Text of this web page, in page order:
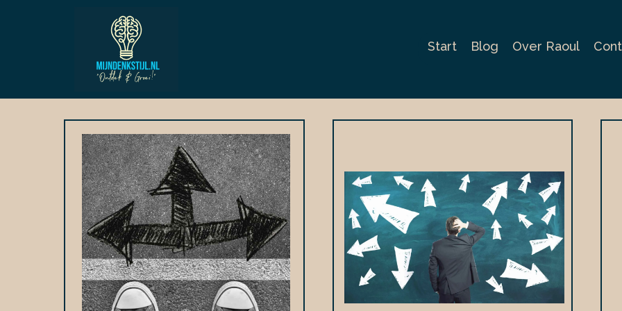
Start Blog Over Raoul